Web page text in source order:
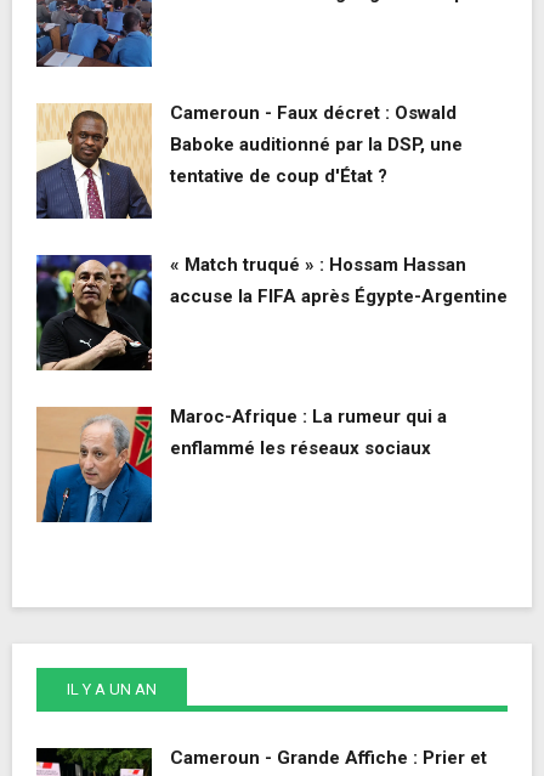
Cameroun - Faux décret : Oswald
Baboke auditionné par la DSP, une
tentative de coup d'État ?
« Match truqué » : Hossam Hassan
accuse la FIFA après Égypte-Argentine
Maroc-Afrique : La rumeur qui a
enflammé les réseaux sociaux
IL Y A UN AN
Cameroun - Grande Affiche : Prier et